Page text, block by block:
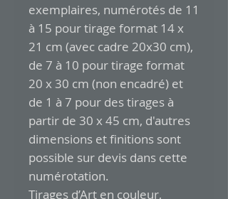
exemplaires, numérotés de 11
à 15 pour tirage format 14 x
21 cm (avec cadre 20x30 cm),
de 7 à 10 pour tirage format
20 x 30 cm (non encadré) et
de 1 à 7 pour des tirages à
partir de 30 x 45 cm, d'autres
dimensions et finitions sont
possible sur devis dans cette
numérotation.
Tirages d’Art en couleur,